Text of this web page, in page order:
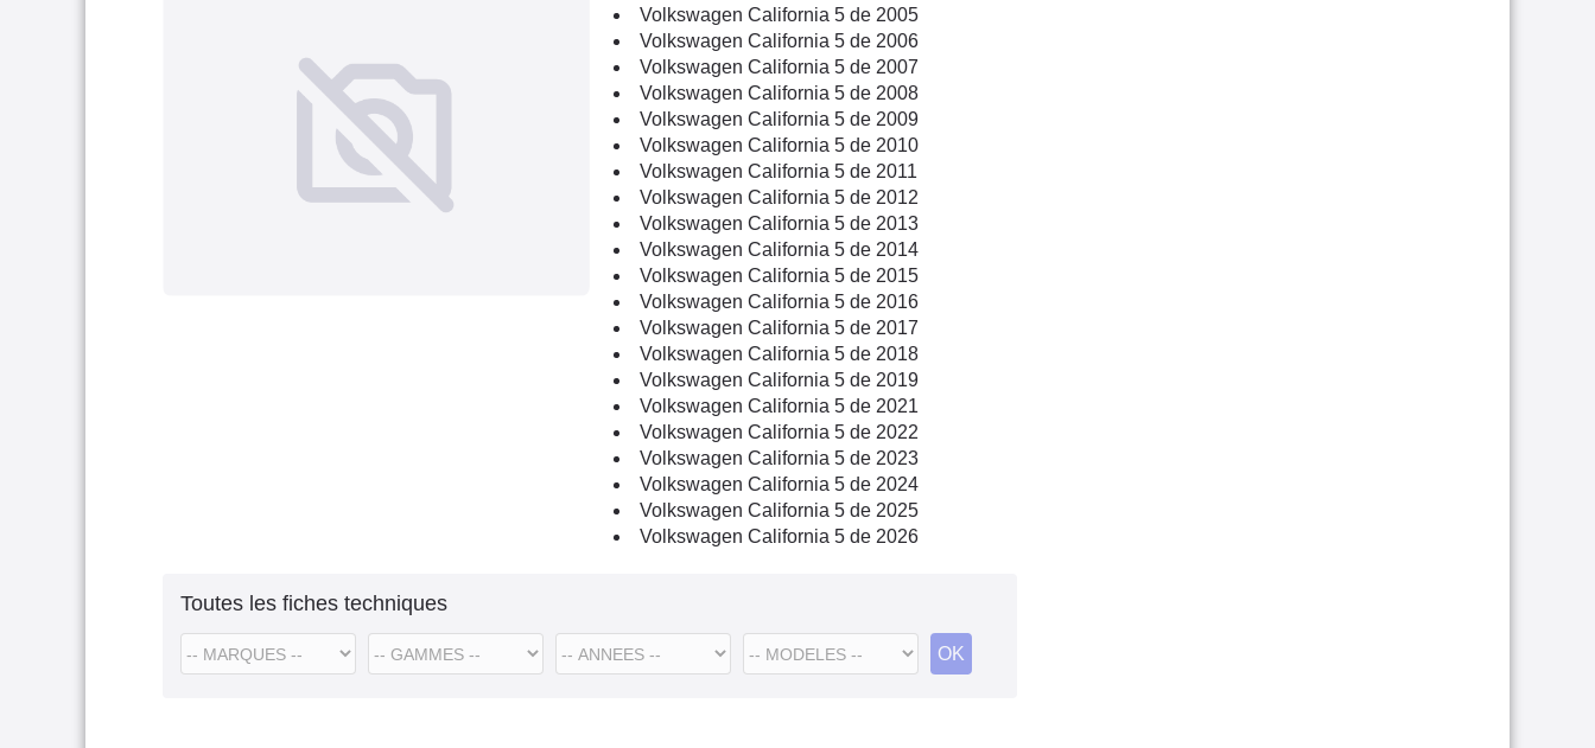
Volkswagen California 5 de 2005
Volkswagen California 5 de 2006
Volkswagen California 5 de 2007
Volkswagen California 5 de 2008
Volkswagen California 5 de 2009
Volkswagen California 5 de 2010
Volkswagen California 5 de 2011
Volkswagen California 5 de 2012
Volkswagen California 5 de 2013
Volkswagen California 5 de 2014
Volkswagen California 5 de 2015
Volkswagen California 5 de 2016
Volkswagen California 5 de 2017
Volkswagen California 5 de 2018
Volkswagen California 5 de 2019
Volkswagen California 5 de 2021
Volkswagen California 5 de 2022
Volkswagen California 5 de 2023
Volkswagen California 5 de 2024
Volkswagen California 5 de 2025
Volkswagen California 5 de 2026
Toutes les fiches techniques